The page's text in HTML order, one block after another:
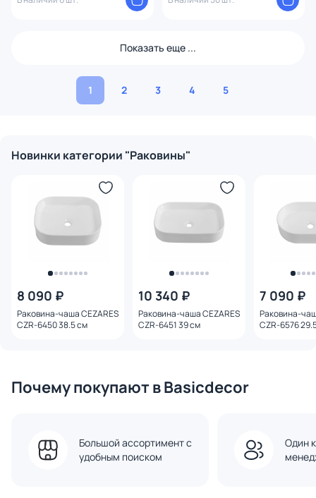
Показать еще ...
1 2 3 4 5
Новинки категории "Раковины"
8 090 ₽
Раковина-чаша CEZARES
CZR-6450 38.5 см
10 340 ₽
Раковина-чаша CEZARES
CZR-6451 39 см
7 090 ₽
Раковина-
CZR-6576
Почему покупают в Basicdecor
Большой ассортимент с
удобным поиском
Один